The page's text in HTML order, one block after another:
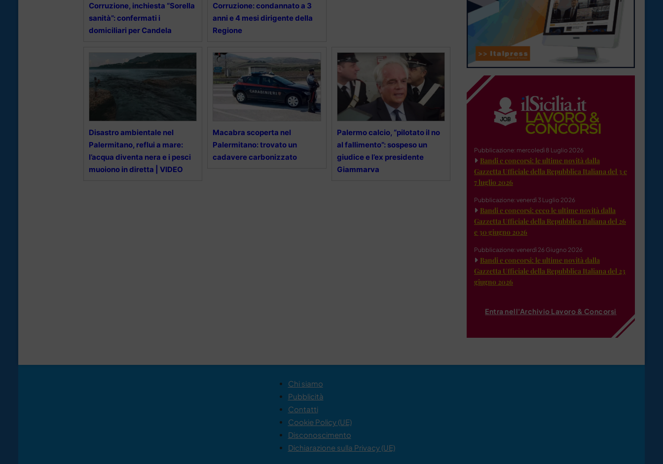
Corruzione, inchiesta “Sorella
sanità”: confermati i
domiciliari per Candela
Corruzione: condannato a 3
anni e 4 mesi dirigente della
Regione
Disastro ambientale nel
Palermitano, reflui a mare:
l’acqua diventa nera e i pesci
muoiono in diretta | VIDEO
Macabra scoperta nel
Palermitano: trovato un
cadavere carbonizzato
Palermo calcio, “pilotato il no
al fallimento”: sospeso un
giudice e l’ex presidente
Giammarva
Pubblicazione: mercoledì 8 Luglio 2026
Bandi e concorsi: le ultime novità dalla
Gazzetta Ufficiale della Repubblica Italiana del 3 e
7 luglio 2026
Pubblicazione: venerdì 3 Luglio 2026
Bandi e concorsi: ecco le ultime novità dalla
Gazzetta Ufficiale della Repubblica Italiana del 26
e 30 giugno 2026
Pubblicazione: venerdì 26 Giugno 2026
Bandi e concorsi: le ultime novità dalla
Gazzetta Ufficiale della Repubblica Italiana del 23
giugno 2026
Entra nell'Archivio Lavoro & Concorsi
Chi siamo
Pubblicità
Contatti
Cookie Policy (UE)
Disconoscimento
Dichiarazione sulla Privacy (UE)